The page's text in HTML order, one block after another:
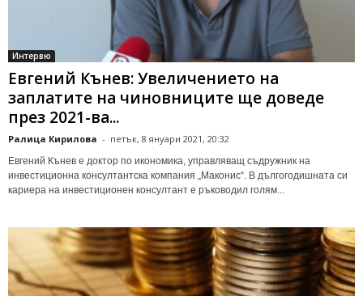
Интервю
Евгений Кънев: Увеличението на
заплатите на чиновниците ще доведе
през 2021-ва...
Ралица Кирилова - петък, 8 януари 2021, 20:32
Евгений Кънев е доктор по икономика, управляващ съдружник на
инвестиционна консултантска компания „Маконис“. В дългогодишната си
кариера на инвестиционен консултант е ръководил голям...